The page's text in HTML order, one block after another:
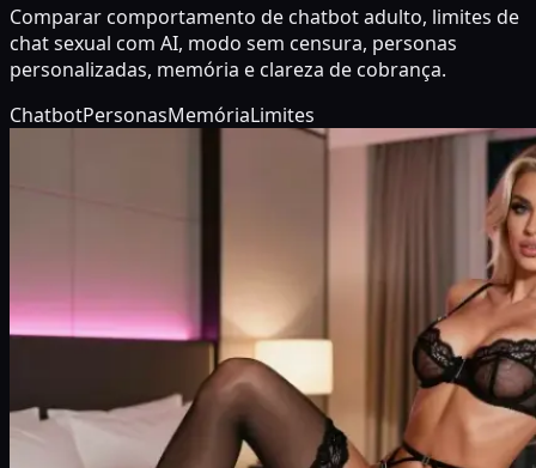
Comparar comportamento de chatbot adulto, limites de
chat sexual com AI, modo sem censura, personas
personalizadas, memória e clareza de cobrança.
ChatbotPersonasMemóriaLimites